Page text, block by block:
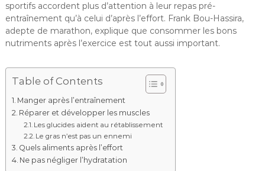
sportifs accordent plus d’attention à leur repas pré-
entraînement qu’à celui d’après l’effort. Frank Bou-Hassira,
adepte de marathon, explique que consommer les bons
nutriments après l’exercice est tout aussi important.
Table of Contents
Manger après l’entraînement
Réparer et développer les muscles
Les glucides aident au rétablissement
Le gras n’est pas un ennemi
Quels aliments après l’effort
Ne pas négliger l’hydratation